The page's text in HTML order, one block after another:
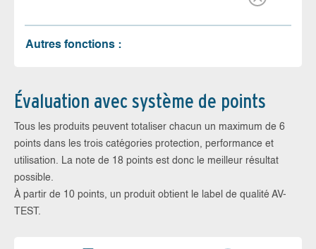
Autres fonctions :
Évaluation avec système de points
Tous les produits peuvent totaliser chacun un maximum de 6
points dans les trois catégories protection, performance et
utilisation. La note de 18 points est donc le meilleur résultat
possible.
À partir de 10 points, un produit obtient le label de qualité AV-
TEST.